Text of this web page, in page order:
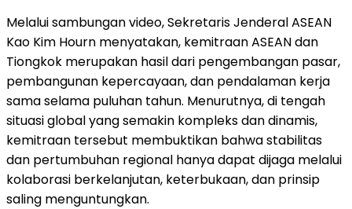
Melalui sambungan video, Sekretaris Jenderal ASEAN
Kao Kim Hourn menyatakan, kemitraan ASEAN dan
Tiongkok merupakan hasil dari pengembangan pasar,
pembangunan kepercayaan, dan pendalaman kerja
sama selama puluhan tahun. Menurutnya, di tengah
situasi global yang semakin kompleks dan dinamis,
kemitraan tersebut membuktikan bahwa stabilitas
dan pertumbuhan regional hanya dapat dijaga melalui
kolaborasi berkelanjutan, keterbukaan, dan prinsip
saling menguntungkan.